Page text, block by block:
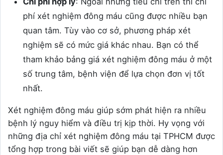
phí xét nghiệm đông máu cũng được nhiều bạn
quan tâm. Tùy vào cơ sở, phương pháp xét
nghiệm sẽ có mức giá khác nhau. Bạn có thể
tham khảo bảng giá xét nghiệm đông máu ở một
số trung tâm, bệnh viện để lựa chọn đơn vị tốt
nhất.
Xét nghiệm đông máu giúp sớm phát hiện ra nhiều
bệnh lý nguy hiểm và điều trị kịp thời. Hy vọng với
những địa chỉ xét nghiệm đông máu tại TPHCM được
tổng hợp trong bài viết sẽ giúp bạn dễ dàng hơn